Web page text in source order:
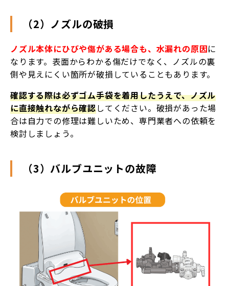
（2）ノズルの破損
ノズル本体にひびや傷がある場合も、水漏れの原因に
なります。表面からわかる傷だけでなく、ノズルの裏
側や見えにくい箇所が破損していることもあります。
確認する際は必ずゴム手袋を着用したうえで、ノズル
に直接触れながら確認してください。破損があった場
合は自力での修理は難しいため、専門業者への依頼を
検討しましょう。
（3）バルブユニットの故障